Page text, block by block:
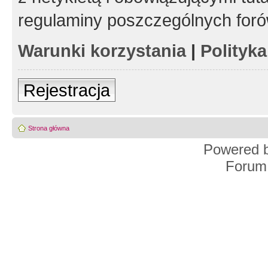
regulaminy poszczególnych
Warunki korzystania|
Rejestracja
Strona główna
Powered